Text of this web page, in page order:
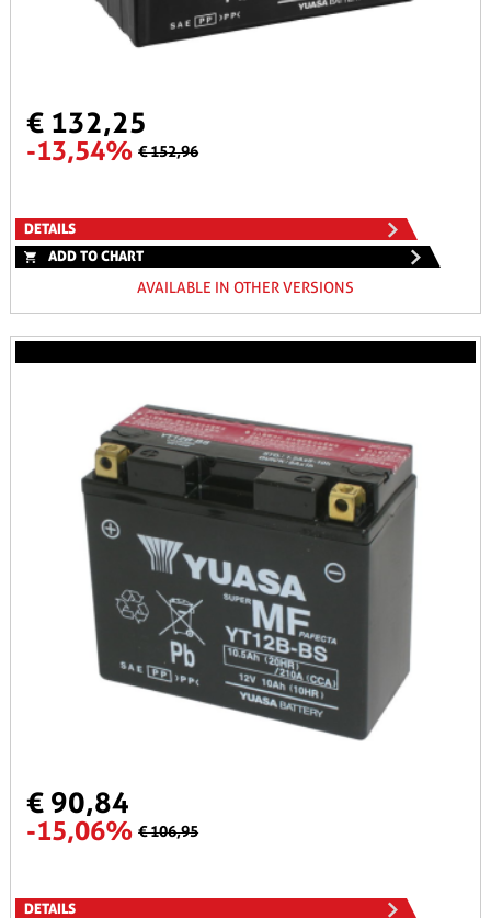
€ 132,25
-13,54% € 152,96
DETAILS
ADD TO CHART
AVAILABLE IN OTHER VERSIONS
€ 90,84
-15,06% € 106,95
DETAILS